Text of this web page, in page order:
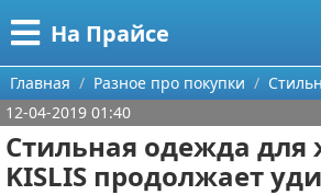
На Прайсе
Меню
Главная
Категории
Разное про покупки
Поиск
Главная Разное про покупки
12-04-2019 01:40
Стильная одежда
KISLIS продолжает